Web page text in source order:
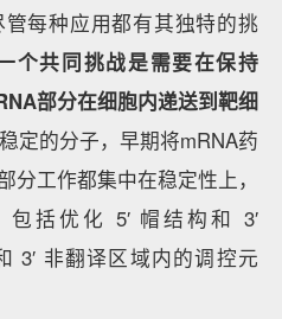
管每种应用都有其独特的挑
个共同挑战是需要在保持
部分在细胞内递送到靶细
定的分子，早期将mRNA药
工作都集中在稳定性上，
括优化 5′ 帽结构和 3′
3′ 非翻译区域内的调控元